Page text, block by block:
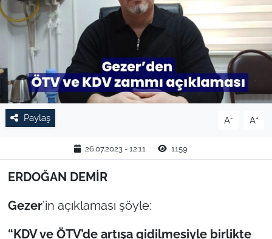
Paylaş A- A+
26.07.2023 - 12:11 1159
ERDOĞAN DEMİR
Gezer’in açıklaması şöyle:
“KDV ve ÖTV’de artışa gidilmesiyle birlikte
TARIM VE HAYVANCILIK
KÜLTÜR SANAT
RESMİ İLAN
SPOR
EDİRNE
TEKİRDAĞ
KIRKLARELİ